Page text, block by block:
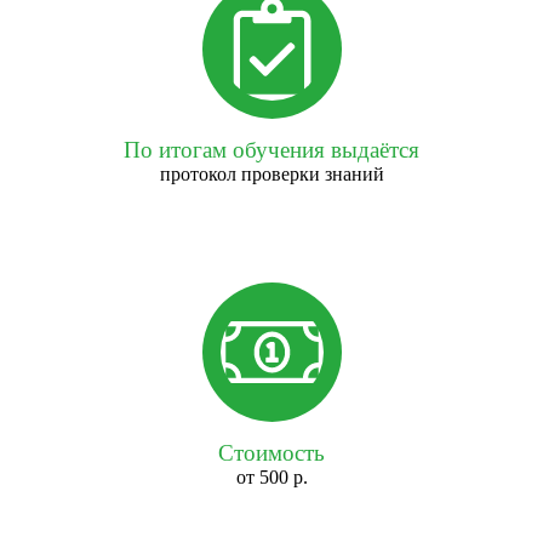
По итогам обучения выдаётся
протокол проверки знаний
Стоимость
от 500 р.